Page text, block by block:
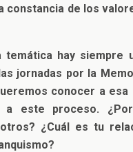
constancia de los
temática hay siempre
jornadas por la
conocer a esa
a este proceso.
¿Cuál es tu